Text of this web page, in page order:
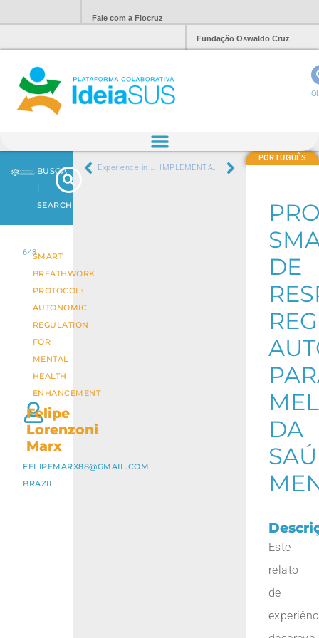
Fale com a Fiocruz
Fundação Oswaldo Cruz
BUSCA
|
SEARCH
648SMART
BREATHWORK
PROTOCOL:
AUTONOMIC
REGULATION
FOR
MENTAL
HEALTH
ENHANCEMENT
Felipe
Lorenzoni
Marx
FELIPEMARX88@GMAIL.COM
BRAZIL
Experience in Circular Dance: Humanization and Integration, pathways of care in Medical Training IMPLEMENTATION OF CLINICAL AURICULOTHERAPY IN BRAZIL: EXPERIENCE REPORT
PORTUGUÊS
DE
DA
Este
relato
de